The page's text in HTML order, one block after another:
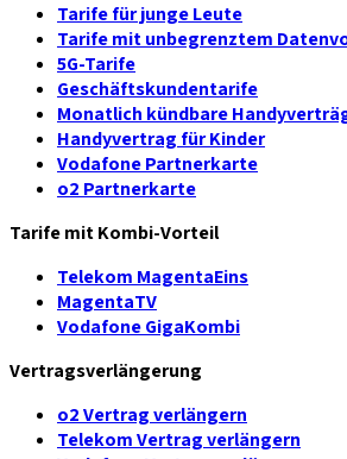
Tarife für junge Leute
Tarife mit unbegrenztem
5G-Tarife
Geschäftskundentarife
Monatlich kündbare
Handyvertrag für Kinder
Vodafone Partnerkarte
o2 Partnerkarte
Tarife mit Kombi-Vorteil
Telekom MagentaEins
MagentaTV
Vodafone GigaKombi
Vertragsverlängerung
o2 Vertrag verlängern
Telekom Vertrag verlängern